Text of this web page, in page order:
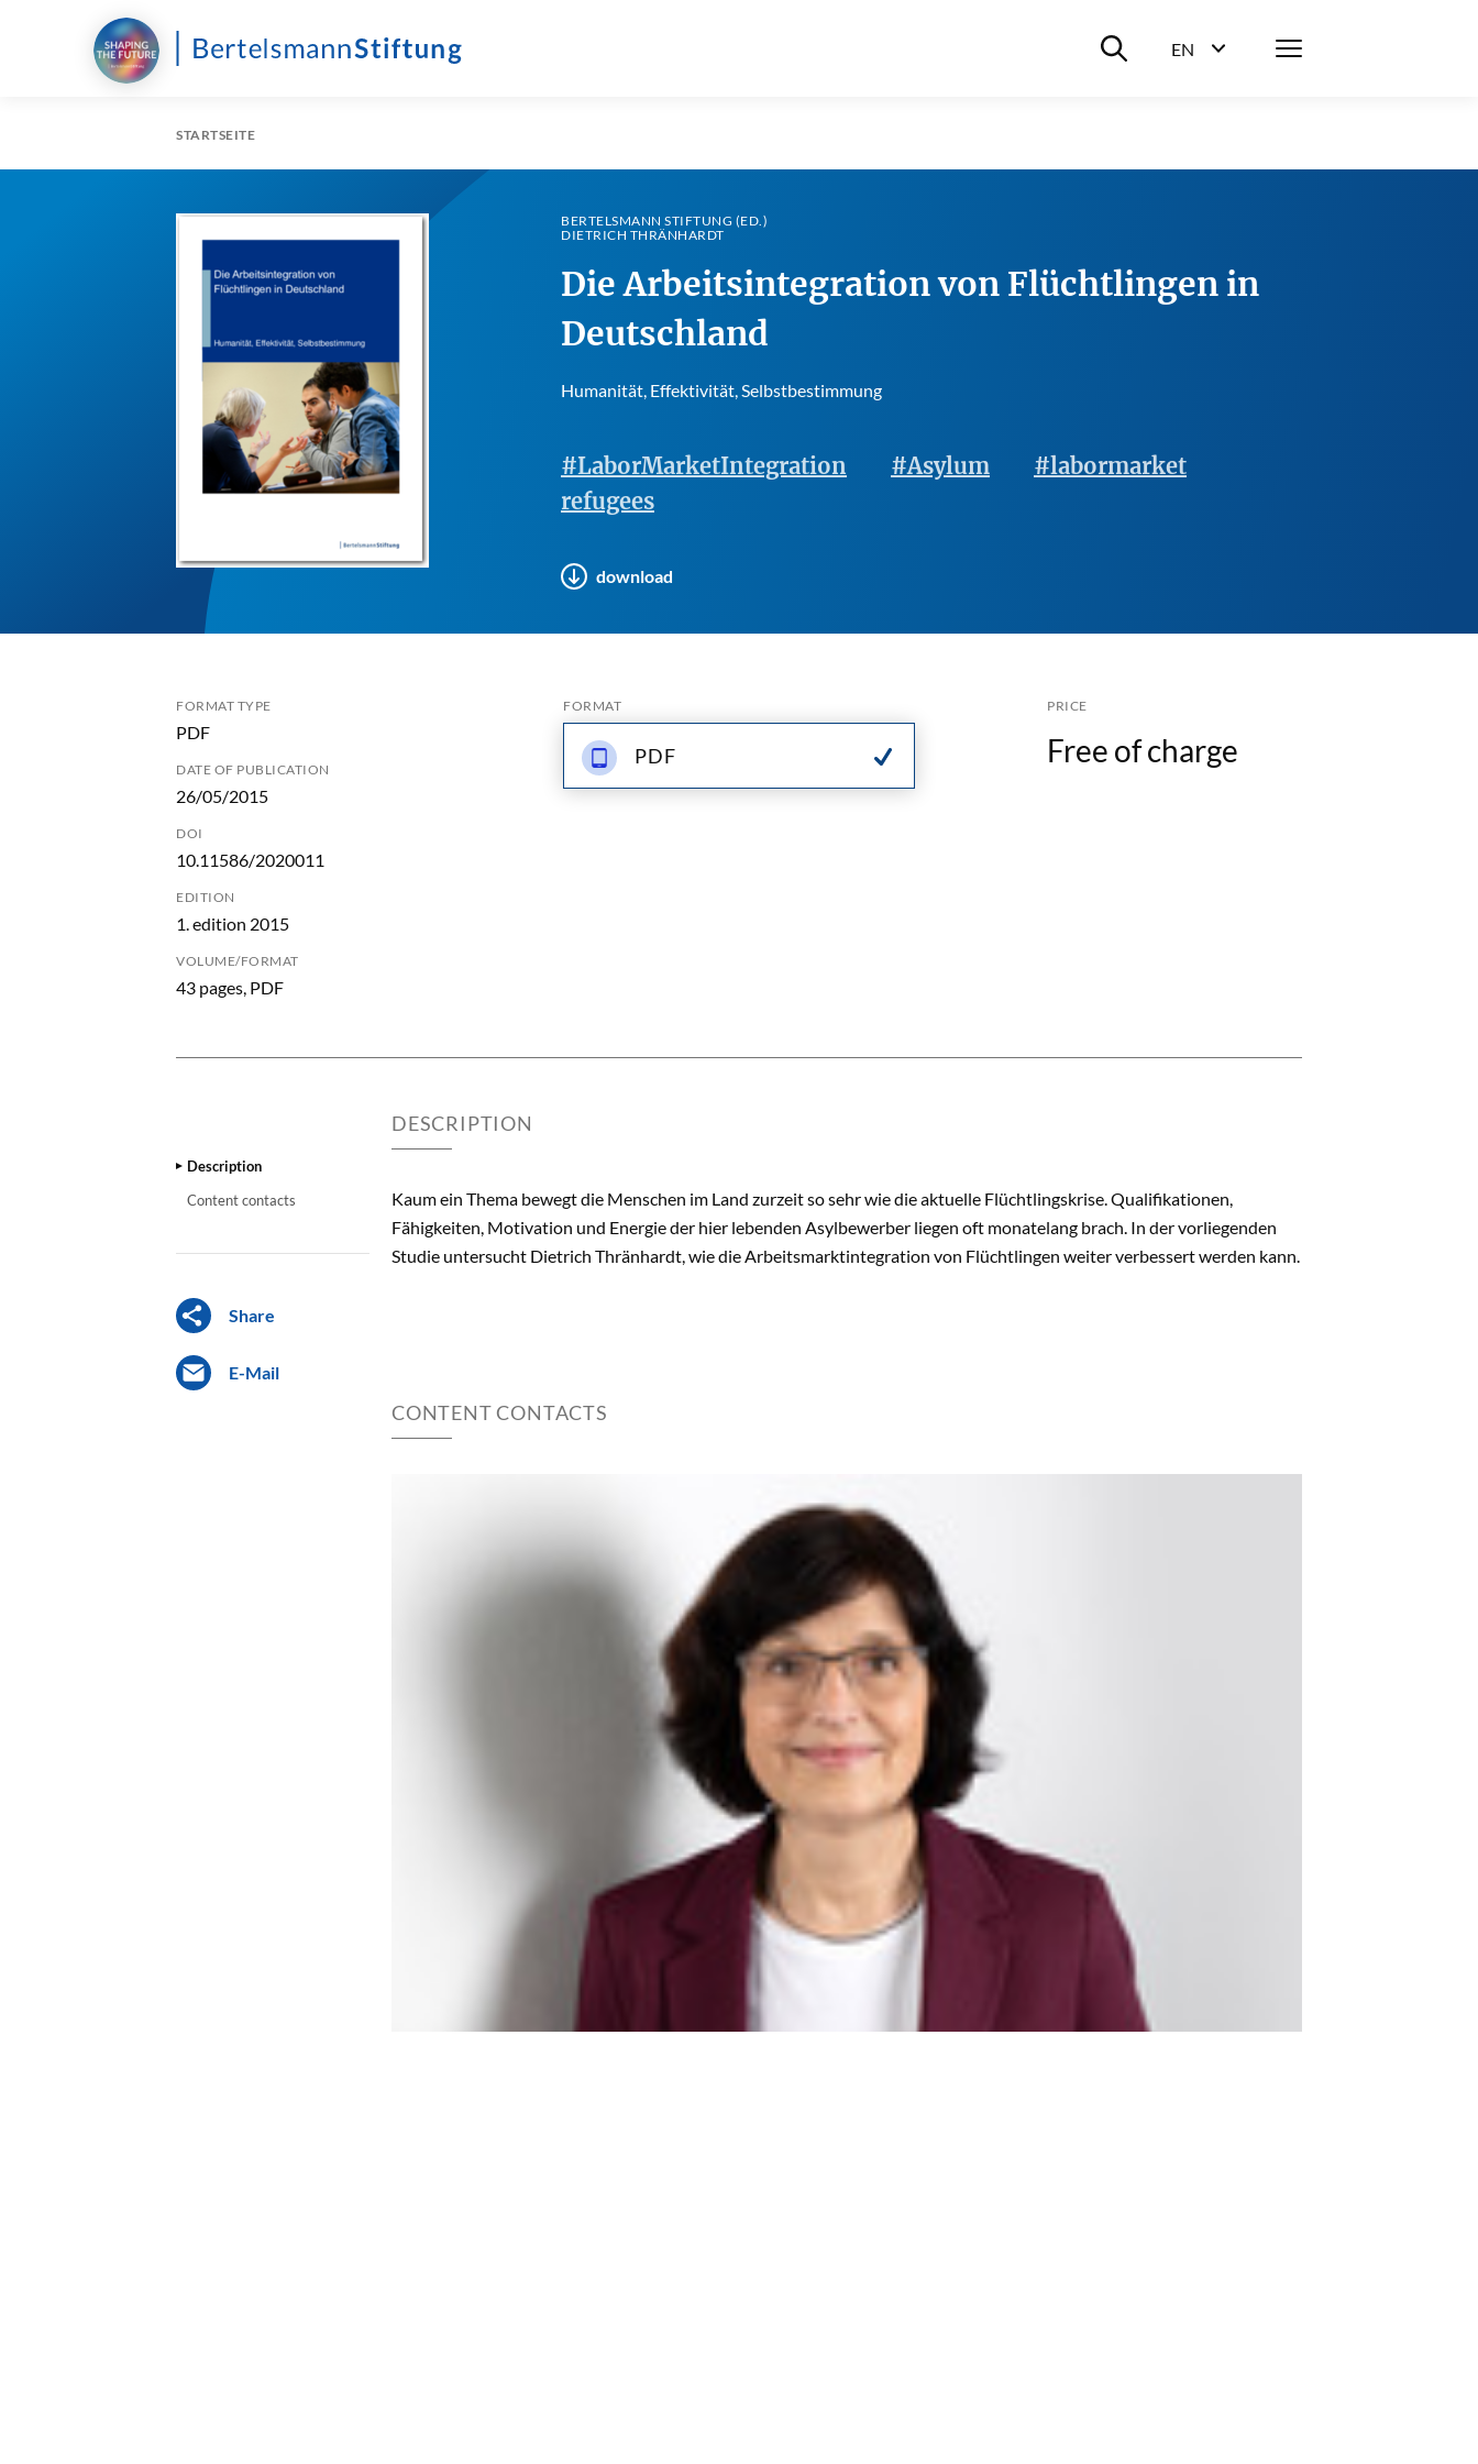
Suche ein-/ausblenden
EN
Menü
STARTSEITE
BERTELSMANN STIFTUNG (ED.)
DIETRICH THRÄNHARDT
Die Arbeitsintegration von Flüchtlingen in
Deutschland
Humanität, Effektivität, Selbstbestimmung
#LaborMarketIntegration #Asylum
#labormarket
refugees
download
FORMAT TYPE
PDF
DATE OF PUBLICATION
26/05/2015
DOI
10.11586/2020011
EDITION
1. edition 2015
VOLUME/FORMAT
43 pages, PDF
FORMAT
PDF
PRICE
Free of charge
Description
Content contacts
Share
E-Mail
DESCRIPTION
Kaum ein Thema bewegt die Menschen im Land zurzeit so sehr wie die aktuelle Flüchtlingskrise. Qualifikationen,
Fähigkeiten, Motivation und Energie der hier lebenden Asylbewerber liegen oft monatelang brach. In der vorliegenden
Studie untersucht Dietrich Thränhardt, wie die Arbeitsmarktintegration von Flüchtlingen weiter verbessert werden kann.
CONTENT CONTACTS